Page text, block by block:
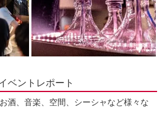
ベントレポート
酒、音楽、空間、シーシャなど様々な